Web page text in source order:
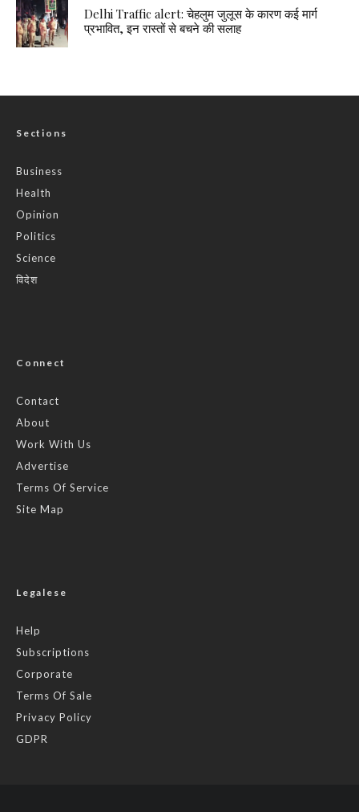
Delhi Traffic alert: चेहलुम जुलूस के कारण कई मार्ग
प्रभावित, इन रास्तों से बचने की सलाह
Sections
Business
Health
Opinion
Politics
Science
विदेश
Connect
Contact
About
Work With Us
Advertise
Terms Of Service
Site Map
Legalese
Help
Subscriptions
Corporate
Terms Of Sale
Privacy Policy
GDPR